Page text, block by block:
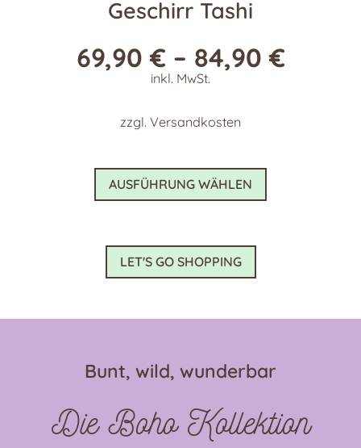
Geschirr Tashi
69,90€ – 84,90€
inkl. MwSt.
zzgl. Versandkosten
AUSFÜHRUNG WÄHLEN
Dieses
weist
der
gewählt
werden
LET'S GO SHOPPING
Bunt, wild, wunderbar
Die Boho Kollektion